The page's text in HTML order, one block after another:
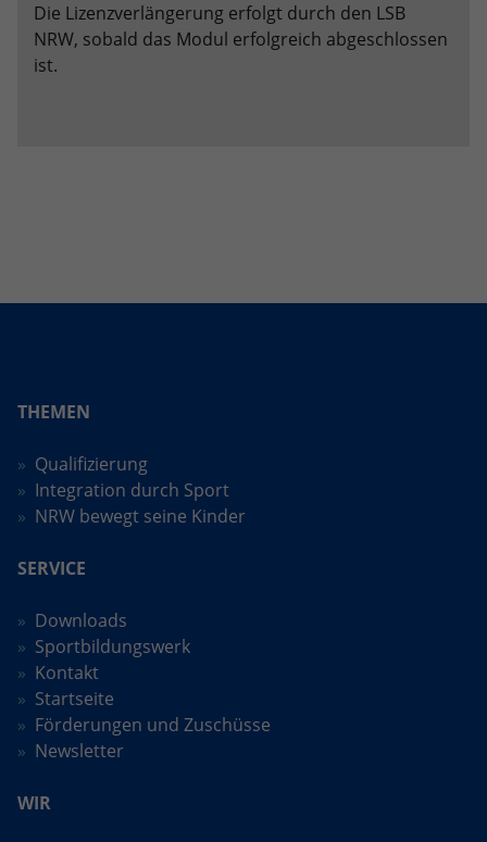
Die Lizenzverlängerung erfolgt durch den LSB
NRW, sobald das Modul erfolgreich abgeschlossen
ist.
THEMEN
Qualifizierung
Integration durch Sport
NRW bewegt seine Kinder
SERVICE
Downloads
Sportbildungswerk
Kontakt
Startseite
Förderungen und Zuschüsse
Newsletter
WIR